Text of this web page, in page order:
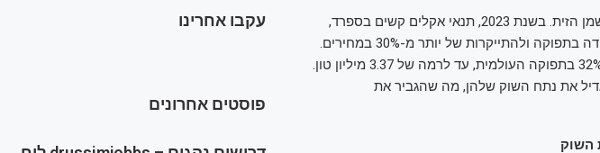
ההסבר לתופעה נעוץ בהתאוששות השוק העולמי של שמן הזית. בשנת 2023, תנאי אקלים קשים בספרד,
המדינה המובילה בייצור שמן זית עולמי, גרמו לירידה חדה בתפוקה ולהתייקרות של יותר מ-30% במחירים.
אולם תחזיות עדכניות לעונת 2024/25 צופות גידול של 32% בתפוקה העולמית, עד לרמה של 3.37 מיליון טון.
את נתח השוק שלהן, מה שהגביר את
השוק
עקבו אחרינו
פוסטים אחרונים